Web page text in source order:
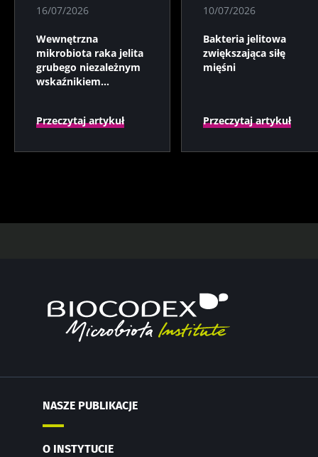
16/07/2026
Wewnętrzna
mikrobiota raka jelita
grubego niezależnym
wskaźnikiem
Przeczytaj artykuł
10/07/2026
Bakteria jelitowa
zwiększająca siłę
mięśni
Przeczytaj artykuł
NASZE PUBLIKACJE
O INSTYTUCIE